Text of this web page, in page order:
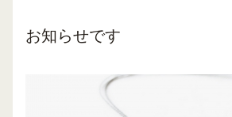
お知らせです